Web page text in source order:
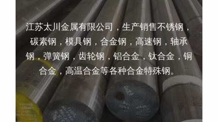
江苏太川金属有限公司，生产销售不锈钢，
碳素钢，模具钢，合金钢，高速钢，轴承
钢，弹簧钢，齿轮钢，铝合金，钛合金，铜
合金，高温合金等各种合金特殊钢。